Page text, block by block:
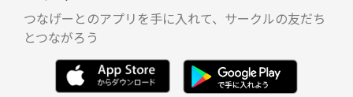
つなげーとのアプリを手に入れて、サークルの友だち
とつながろう